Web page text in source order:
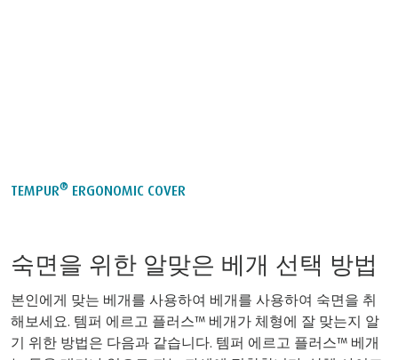
TEMPUR® ERGONOMIC COVER
숙면을 위한 알맞은 베개 선택 방법
본인에게 맞는 베개를 사용하여 베개를 사용하여 숙면을 취
해보세요. 템퍼 에르고 플러스™ 베개가 체형에 잘 맞는지 알
기 위한 방법은 다음과 같습니다. 템퍼 에르고 플러스™ 베개